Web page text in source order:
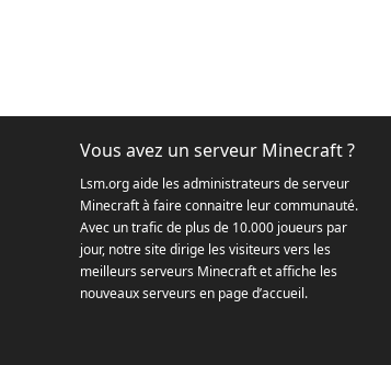
Vous avez un serveur Minecraft ?
Lsm.org aide les administrateurs de serveur
Minecraft à faire connaitre leur communauté.
Avec un trafic de plus de 10.000 joueurs par
jour, notre site dirige les visiteurs vers les
meilleurs serveurs Minecraft et affiche les
nouveaux serveurs en page d’accueil.